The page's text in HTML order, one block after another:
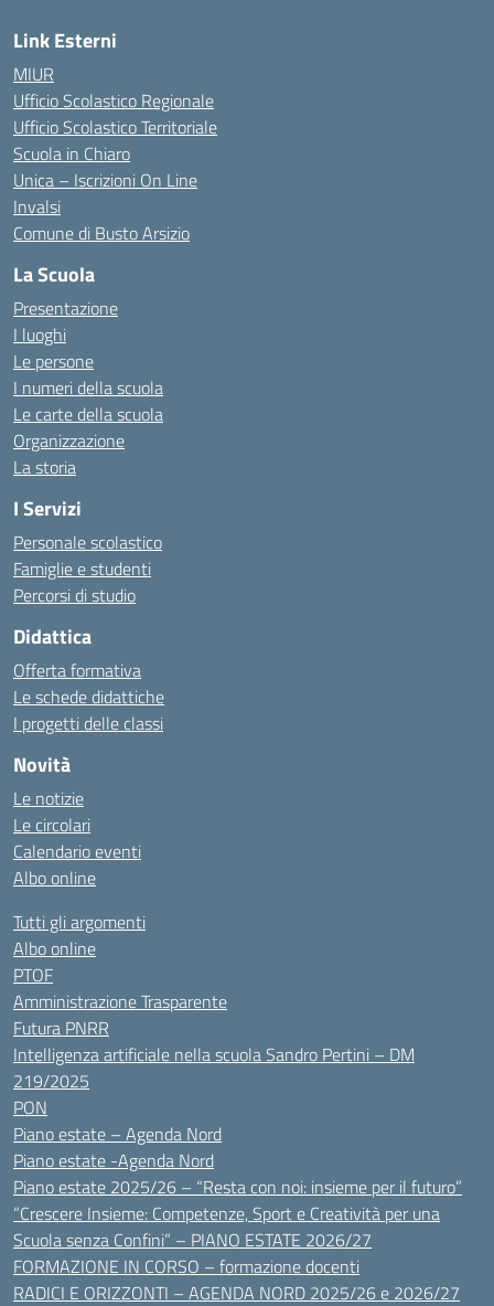
Link Esterni
MIUR
Ufficio Scolastico Regionale
Ufficio Scolastico Territoriale
Scuola in Chiaro
Unica – Iscrizioni On Line
Invalsi
Comune di Busto Arsizio
La Scuola
Presentazione
I luoghi
Le persone
I numeri della scuola
Le carte della scuola
Organizzazione
La storia
I Servizi
Personale scolastico
Famiglie e studenti
Percorsi di studio
Didattica
Offerta formativa
Le schede didattiche
I progetti delle classi
Novità
Le notizie
Le circolari
Calendario eventi
Albo online
Tutti gli argomenti
Albo online
PTOF
Amministrazione Trasparente
Futura PNRR
Intelligenza artificiale nella scuola Sandro Pertini – DM
219/2025
PON
Piano estate – Agenda Nord
Piano estate -Agenda Nord
Piano estate 2025/26 – “Resta con noi: insieme per il futuro”
“Crescere Insieme: Competenze, Sport e Creatività per una
Scuola senza Confini” – PIANO ESTATE 2026/27
FORMAZIONE IN CORSO – formazione docenti
RADICI E ORIZZONTI – AGENDA NORD 2025/26 e 2026/27